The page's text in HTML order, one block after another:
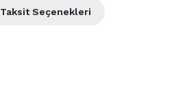
Taksit Seçenekleri